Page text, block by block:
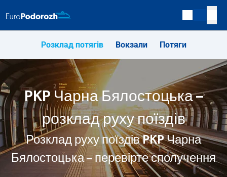
Розклад потягів Вокзали Потяги
PKP Чарна Бялостоцька –
розклад руху поїздів
Розклад руху поїздів PKP Чарна
Бялостоцька – перевірте сполучення